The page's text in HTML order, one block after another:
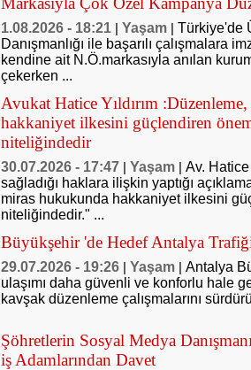
1.08.2026 - 18:21 Yaşam
Türkiye'de
Danışmanlığı ile başarılı çalışmalara
kendine ait N.Ö.markasıyla anılan
çekerken ...
Avukat Hatice Yıldırım
hakkaniyet ilkesini güçlendiren
niteliğindedir
30.07.2026 - 17:47 Yaşam
Av. Hatice
sağladığı haklara ilişkin yaptığı
miras hukukunda hakkaniyet ilkesini
niteliğindedir." ...
Büyükşehir 'de Hedef Antalya
29.07.2026 - 19:26 Yaşam
Antalya
ulaşımı daha güvenli ve konforlu hale
kavşak düzenleme çalışmalarını
Şöhretlerin Sosyal Medya
iş Adamlarından Davet